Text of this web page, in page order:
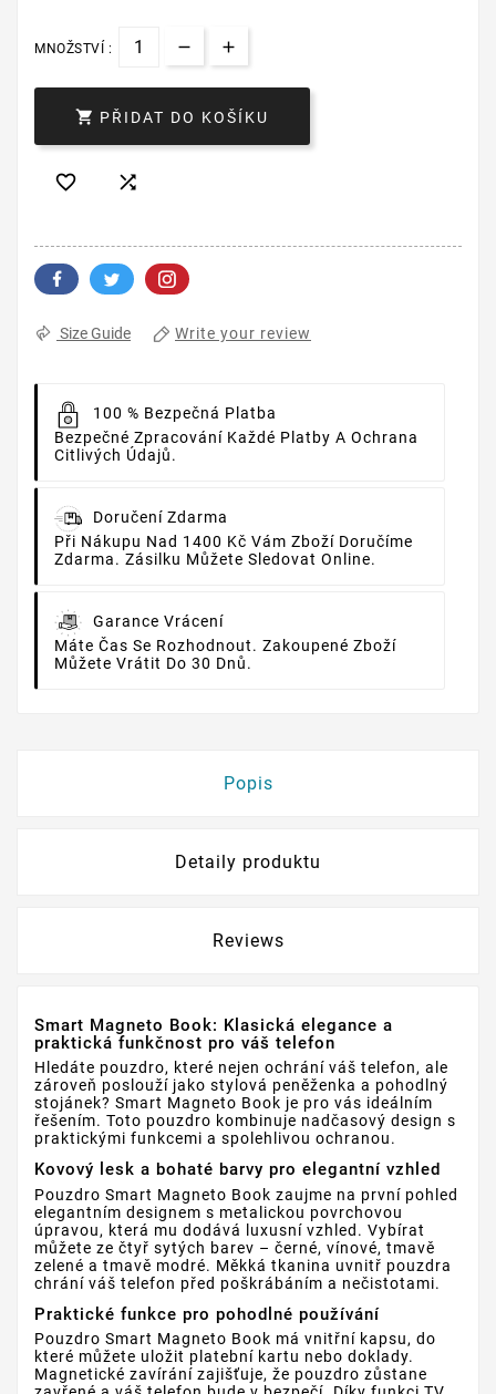
MNOŽSTVÍ :
 PŘIDAT DO KOŠÍKU
 
Size Guide Write your review
100 % Bezpečná Platba
Bezpečné Zpracování Každé Platby A Ochrana
Citlivých Údajů.
Doručení Zdarma
Při Nákupu Nad 1400 Kč Vám Zboží Doručíme
Zdarma. Zásilku Můžete Sledovat Online.
Garance Vrácení
Máte Čas Se Rozhodnout. Zakoupené Zboží
Můžete Vrátit Do 30 Dnů.
Popis
Detaily produktu
Reviews
Smart Magneto Book: Klasická elegance a
praktická funkčnost pro váš telefon
Hledáte pouzdro, které nejen ochrání váš telefon, ale
zároveň poslouží jako stylová peněženka a pohodlný
stojánek? Smart Magneto Book je pro vás ideálním
řešením. Toto pouzdro kombinuje nadčasový design s
praktickými funkcemi a spolehlivou ochranou.
Kovový lesk a bohaté barvy pro elegantní vzhled
Pouzdro Smart Magneto Book zaujme na první pohled
elegantním designem s metalickou povrchovou
úpravou, která mu dodává luxusní vzhled. Vybírat
můžete ze čtyř sytých barev – černé, vínové, tmavě
zelené a tmavě modré. Měkká tkanina uvnitř pouzdra
chrání váš telefon před poškrábáním a nečistotami.
Praktické funkce pro pohodlné používání
Pouzdro Smart Magneto Book má vnitřní kapsu, do
které můžete uložit platební kartu nebo doklady.
Magnetické zavírání zajišťuje, že pouzdro zůstane